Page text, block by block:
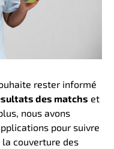
rester informé
des matchs et
nous avons
pour suivre
couverture des